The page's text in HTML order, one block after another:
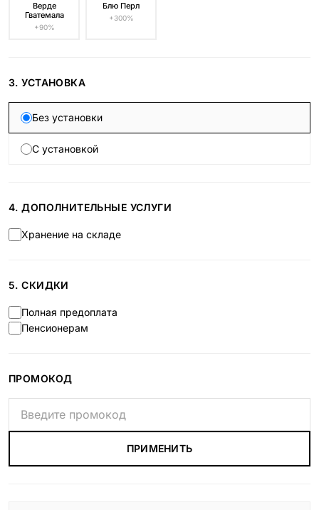
Верде
Гватемала
+90%
Блю Перл
+300%
3. УСТАНОВКА
Без установки
С установкой
4. ДОПОЛНИТЕЛЬНЫЕ УСЛУГИ
Хранение на складе
5. СКИДКИ
Полная предоплата
Пенсионерам
ПРОМОКОД
ПРИМЕНИТЬ